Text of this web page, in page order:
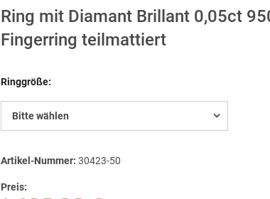
Ring mit Diamant Brillant 0,05ct
Fingerring teilmattiert
Ringgröße:
Bitte wählen
Artikel-Nummer: 30423-50
Preis: